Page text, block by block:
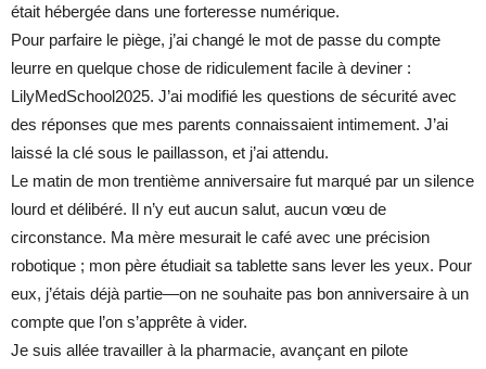
était hébergée dans une forteresse numérique.
Pour parfaire le piège, j’ai changé le mot de passe du compte
leurre en quelque chose de ridiculement facile à deviner :
LilyMedSchool2025. J’ai modifié les questions de sécurité avec
des réponses que mes parents connaissaient intimement. J’ai
laissé la clé sous le paillasson, et j’ai attendu.
Le matin de mon trentième anniversaire fut marqué par un silence
lourd et délibéré. Il n’y eut aucun salut, aucun vœu de
circonstance. Ma mère mesurait le café avec une précision
robotique ; mon père étudiait sa tablette sans lever les yeux. Pour
eux, j’étais déjà partie—on ne souhaite pas bon anniversaire à un
compte que l’on s’apprête à vider.
Je suis allée travailler à la pharmacie, avançant en pilote